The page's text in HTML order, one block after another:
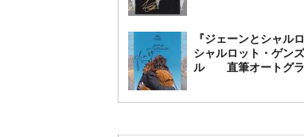
フ発売中
『ジェーンとシャル
シャルロット・ゲン
ル 直筆オートグラ